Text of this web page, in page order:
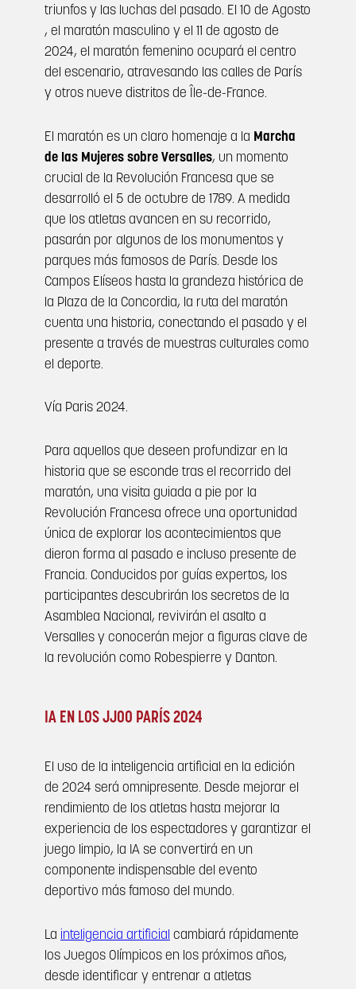
triunfos y las luchas del pasado. El 10 de Agosto
, el maratón masculino y el 11 de agosto de
2024, el maratón femenino ocupará el centro
del escenario, atravesando las calles de París
y otros nueve distritos de Île-de-France.
El maratón es un claro homenaje a la Marcha
de las Mujeres sobre Versalles, un momento
crucial de la Revolución Francesa que se
desarrolló el 5 de octubre de 1789. A medida
que los atletas avancen en su recorrido,
pasarán por algunos de los monumentos y
parques más famosos de París. Desde los
Campos Elíseos hasta la grandeza histórica de
la Plaza de la Concordia, la ruta del maratón
cuenta una historia, conectando el pasado y el
presente a través de muestras culturales como
el deporte.
Vía Paris 2024.
Para aquellos que deseen profundizar en la
historia que se esconde tras el recorrido del
maratón, una visita guiada a pie por la
Revolución Francesa ofrece una oportunidad
única de explorar los acontecimientos que
dieron forma al pasado e incluso presente de
Francia. Conducidos por guías expertos, los
participantes descubrirán los secretos de la
Asamblea Nacional, revivirán el asalto a
Versalles y conocerán mejor a figuras clave de
la revolución como Robespierre y Danton.
IA EN LOS JJOO PARÍS 2024
El uso de la inteligencia artificial en la edición
de 2024 será omnipresente. Desde mejorar el
rendimiento de los atletas hasta mejorar la
experiencia de los espectadores y garantizar el
juego limpio, la IA se convertirá en un
componente indispensable del evento
deportivo más famoso del mundo.
La inteligencia artificial cambiará rápidamente
los Juegos Olímpicos en los próximos años,
desde identificar y entrenar a atletas